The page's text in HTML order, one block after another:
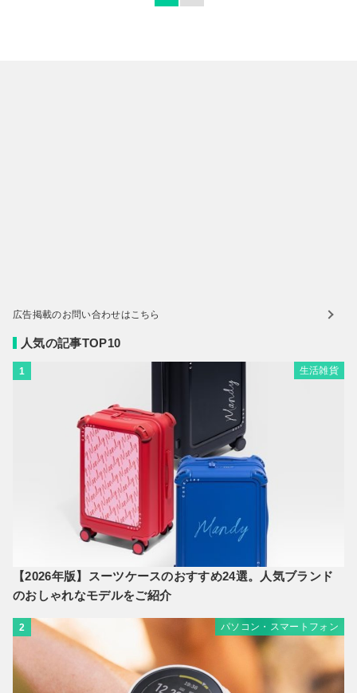
広告掲載のお問い合わせはこちら
人気の記事TOP10
1 生活雑貨
【2026年版】スーツケースのおすすめ24選。人気ブランド
のおしゃれなモデルをご紹介
2 パソコン・スマートフォン